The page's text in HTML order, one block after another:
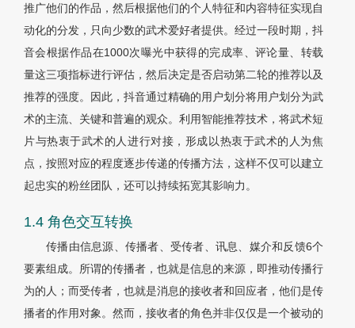
推广他们的作品，然后根据他们的个人特征和内容特征实现自
动化的分发，只向少数的武术爱好者提供。经过一段时期，抖
音会根据作品在1000次曝光中获得的完成率、评论量、转载
量这三项指标进行评估，然后决定是否启动第二轮的推荐以及
推荐的强度。因此，抖音通过精确的用户划分将用户划分为武
术的主流、关键和普遍的观众。利用智能推荐技术，将武术短
片与热衷于武术的人进行对接，形成以热衷于武术的人为焦
点，按照对应的程度逐步传递的传播方法，这样不仅可以建立
起忠实的粉丝团队，还可以持续拓宽其影响力。
1.4 角色交互转换
传播由信息源、传播者、受传者、讯息、媒介和反馈6个
要素组成。所谓的传播者，也就是信息的来源，即推动传播行
为的人；而受传者，也就是消息的接收者和回应者，他们是传
播者的作用对象。然而，接收者的角色并非仅仅是一个被动的